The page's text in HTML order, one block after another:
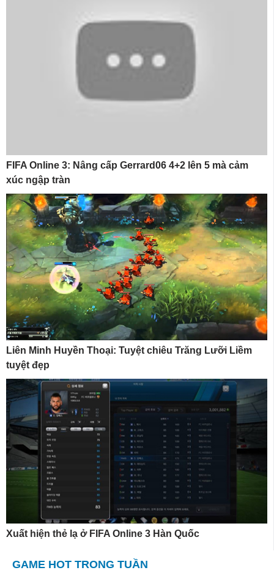
FIFA Online 3: Nâng cấp Gerrard06 4+2 lên 5 mà cảm
xúc ngập tràn
Liên Minh Huyền Thoại: Tuyệt chiêu Trăng Lưỡi Liềm
tuyệt đẹp
Xuất hiện thẻ lạ ở FIFA Online 3 Hàn Quốc
GAME HOT TRONG TUẦN